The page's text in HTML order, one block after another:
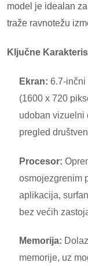
model je idealan
traže ravnotežu
Ključne
Ekran: 6.7-inčni
(1600 x 720
udoban vizuelni
pregled
Procesor:
osmojezgrenim
aplikacija,
bez većih
Memorija:
memorije, uz